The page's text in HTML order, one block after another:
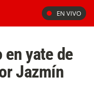
EN VIVO
en yate de
Jazmín